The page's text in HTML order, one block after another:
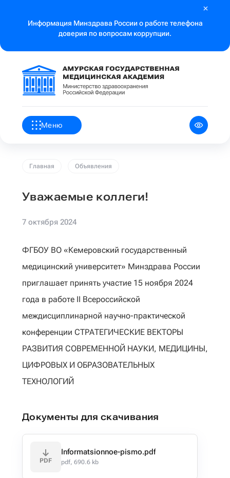
Информация Минздрава России о работе телефона
доверия по вопросам коррупции.
Меню
Главная Объявления
Уважаемые коллеги!
7 октября 2024
ФГБОУ ВО «Кемеровский государственный
медицинский университет» Минздрава России
приглашает принять участие 15 ноября 2024
года в работе II Всероссийской
междисциплинарной научно-практической
конференции СТРАТЕГИЧЕСКИЕ ВЕКТОРЫ
РАЗВИТИЯ СОВРЕМЕННОЙ НАУКИ, МЕДИЦИНЫ,
ЦИФРОВЫХ И ОБРАЗОВАТЕЛЬНЫХ
ТЕХНОЛОГИЙ
Документы для скачивания
PDF
Informatsionnoe-pismo.pdf
pdf, 690.6 kb